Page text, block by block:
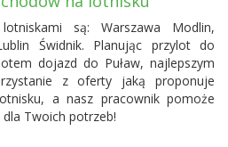
są: Warszawa Modlin,
Świdnik. Planując przylot do
dojazd do Puław, najlepszym
z oferty jaką proponuje
a nasz pracownik pomoże
Twoich potrzeb!